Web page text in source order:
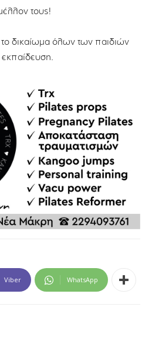
τους!
δικαίωμα όλων των παιδιών
εκπαίδευση.
Viber WhatsApp